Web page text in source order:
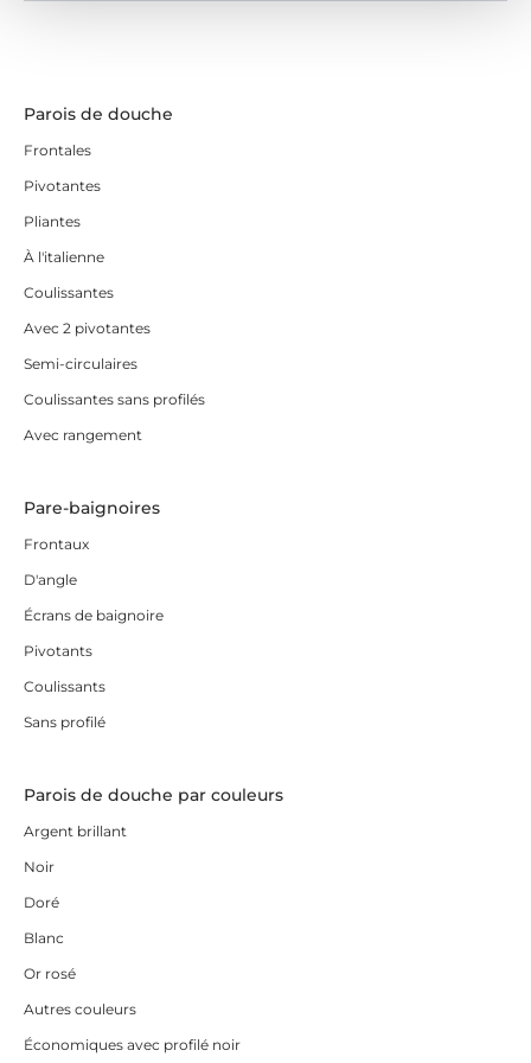
Parois de douche
Frontales
Pivotantes
Pliantes
À l'italienne
Coulissantes
Avec 2 pivotantes
Semi-circulaires
Coulissantes sans profilés
Avec rangement
Pare-baignoires
Frontaux
D'angle
Écrans de baignoire
Pivotants
Coulissants
Sans profilé
Parois de douche par couleurs
Argent brillant
Noir
Doré
Blanc
Or rosé
Autres couleurs
Économiques avec profilé noir